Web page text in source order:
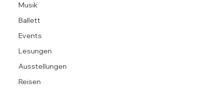
Musik
Ballett
Events
Lesungen
Ausstellungen
Reisen